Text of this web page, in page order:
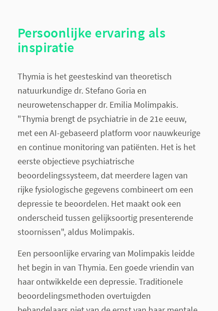
Persoonlijke ervaring als
inspiratie
Thymia is het geesteskind van theoretisch
natuurkundige dr. Stefano Goria en
neurowetenschapper dr. Emilia Molimpakis.
"Thymia brengt de psychiatrie in de 21e eeuw,
met een AI-gebaseerd platform voor nauwkeurige
en continue monitoring van patiënten. Het is het
eerste objectieve psychiatrische
beoordelingssysteem, dat meerdere lagen van
rijke fysiologische gegevens combineert om een
depressie te beoordelen. Het maakt ook een
onderscheid tussen gelijksoortig presenterende
stoornissen", aldus Molimpakis.
Een persoonlijke ervaring van Molimpakis leidde
het begin in van Thymia. Een goede vriendin van
haar ontwikkelde een depressie. Traditionele
beoordelingsmethoden overtuigden